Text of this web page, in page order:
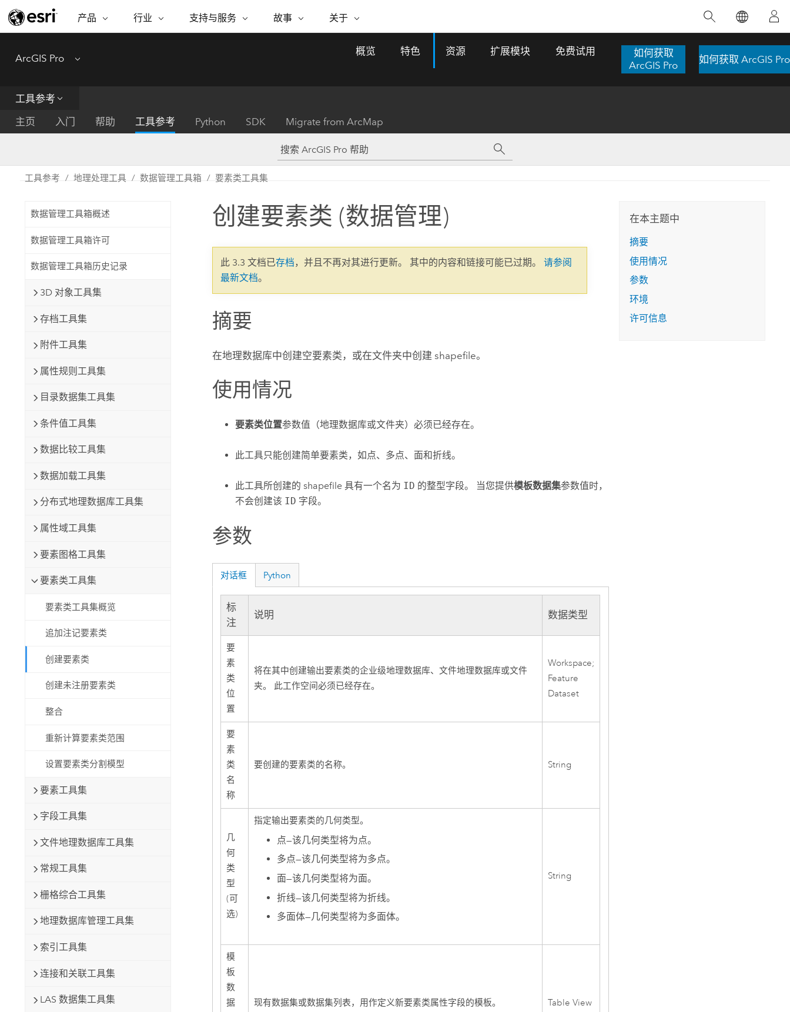
产品
ARCGIS
完整的 SaaS 制图平台
ArcGIS Enterprise
开发者技术
构建制图和空间分析应用程序
功能
将位置引入分析
集成、编辑和共享空间数据
Esri 产品、合作伙伴产品和开发
互式地图，探索产品功能，或者直接开始免
探索 ArcGIS Pro
行业
行业
保护
能源公用事业
州和地方政府
电信
交通运输
专题倡议
基础设施管理
者了解基础设施工程与周围环境的关系。
探索基础设施管理
支持与服务
支持与服务 自助服务
文档
My Esri
故事
ESRI 故事
现实世界的全球 GIS 创新
客
行业新闻和 ArcGIS 更新
所有故事
动提供了有力支持。
关于
关于 ESRI
合作伙伴
招贤纳士
联系我们
数字孪生体
推荐书籍
ArcGIS Pro Menu
概览 特色 资源 扩展模块 免费试用
如何获取
ArcGIS Pro
如何获取 ArcGIS Pro
工具参考
主页
入门 帮助 工具参考 Python SDK Migrate from ArcMap
工具参考 地理处理工具 数据管理工具箱 要素类工具集
数据管理工具箱概述
数据管理工具箱许可
数据管理工具箱历史记录
3D 对象工具集
存档工具集
附件工具集
属性规则工具集
目录数据集工具集
条件值工具集
数据比较工具集
数据加载工具集
分布式地理数据库工具集
属性域工具集
要素图格工具集
要素类工具集
要素类工具集概览
追加注记要素类
创建要素类
创建未注册要素类
整合
重新计算要素类范围
设置要素类分割模型
要素工具集
字段工具集
文件地理数据库工具集
常规工具集
栅格综合工具集
地理数据库管理工具集
索引工具集
连接和关联工具集
LAS 数据集工具集
创建要素类 (数据管理)
此 3.3 文档已存档，并且不再对其进行更新。 其中的内容和链接可能已过期。请参阅
最新文档。
摘要
在地理数据库中创建空要素类，或在文件夹中创建 shapefile。
使用情况
要素类位置参数值（地理数据库或文件夹）必须已经存在。
此工具只能创建简单要素类，如点、多点、面和折线。
此工具所创建的 shapefile 具有一个名为 ID 的整型字段。 当您提供模板数据集参数值时，
不会创建该 ID 字段。
参数
对话框 Python
标
注
说明 数据类型
要
素
类
位
置
将在其中创建输出要素类的企业级地理数据库、文件地理数据库或文件
夹。 此工作空间必须已经存在。
Workspace;
Feature
Dataset
要
素
类
名
称
要创建的要素类的名称。 String
几
何
类
型
(可
选)
指定输出要素类的几何类型。
点—该几何类型将为点。
多点—该几何类型将为多点。
面—该几何类型将为面。
折线—该几何类型将为折线。
多面体—几何类型将为多面体。
String
模
板
数
据
现有数据集或数据集列表，用作定义新要素类属性字段的模板。 Table View
在本主题中
摘要
使用情况
参数
环境
许可信息